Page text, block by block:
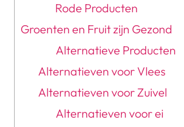
Rode Producten
Groenten en Fruit zijn Gezond
Alternatieve Producten
Alternatieven voor Vlees
Alternatieven voor Zuivel
Alternatieven voor ei